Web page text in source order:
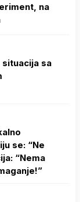
na
sa
se: “Ne
“Nema